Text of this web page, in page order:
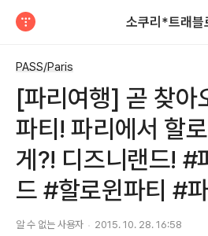
소쿠리*트래블
PASS/Paris
[파리여행] 곧 찾아
파티! 파리에서 할
게?! 디즈니랜드! #
드 #할로윈파티 #
알 수 없는 사용자 2015. 10. 28. 16:58